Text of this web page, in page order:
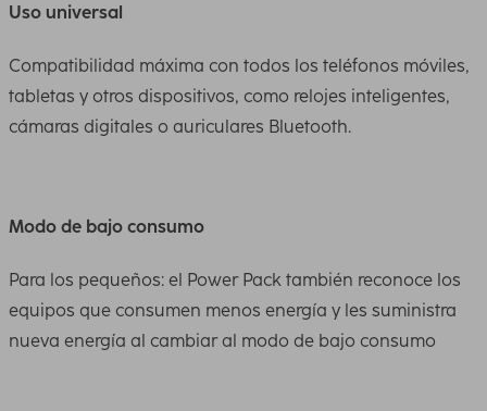
Uso universal
Compatibilidad máxima con todos los teléfonos móviles,
tabletas y otros dispositivos, como relojes inteligentes,
cámaras digitales o auriculares Bluetooth.
Modo de bajo consumo
Para los pequeños: el Power Pack también reconoce los
equipos que consumen menos energía y les suministra
nueva energía al cambiar al modo de bajo consumo